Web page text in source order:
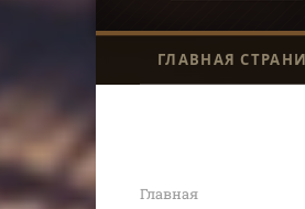
ГЛАВНАЯ
Главная